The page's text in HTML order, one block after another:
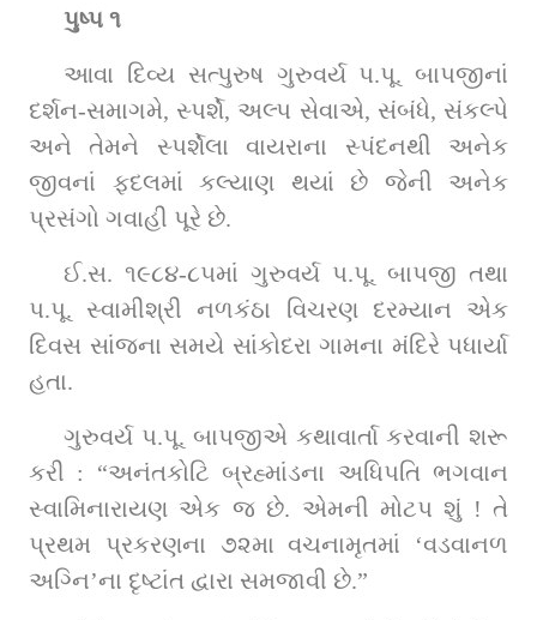
પુષ્પ ૧
આવા દિવ્ય સત્પુરુષ ગુરુવર્ય પ.પૂ. બાપજીનાં
દર્શન-સમાગમે, સ્પર્શે, અલ્પ સેવાએ, સંબંધે, સંકલ્પે
અને તેમને સ્પર્શેલા વાયરાના સ્પંદનથી અનેક
જીવનાં ફદલમાં કલ્યાણ થયાં છે જેની અનેક
પ્રસંગો ગવાહી પૂરે છે.
ઈ.સ. ૧૯૮૪-૮૫માં ગુરુવર્ય પ.પૂ. બાપજી તથા
પ.પૂ. સ્વામીશ્રી નળકંઠા વિચરણ દરમ્યાન એક
દિવસ સાંજના સમયે સાંકોદરા ગામના મંદિરે પધાર્યા
હતા.
ગુરુવર્ય પ.પૂ. બાપજીએ કથાવાર્તા કરવાની શરૂ
કરી : “અનંતકોટિ બ્રહ્માંડના અધિપતિ ભગવાન
સ્વામિનારાયણ એક જ છે. એમની મોટપ શું ! તે
પ્રથમ પ્રકરણના ૭૨મા વચનામૃતમાં ‘વડવાનળ
અગ્નિ’ના દૃષ્ટાંત દ્વારા સમજાવી છે.”